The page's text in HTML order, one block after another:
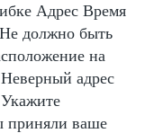
Адрес Время
должно быть
на
адрес
приняли ваше